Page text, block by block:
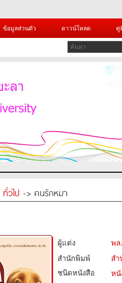
ข้อมูลส่วนตัว ดาวน์โหลด คู่
ทั่วไป -> คนรักหมา
ผู้แต่ง
พล
สำนักพิมพ์
ส
ชนิดหนังสือ­
หนั